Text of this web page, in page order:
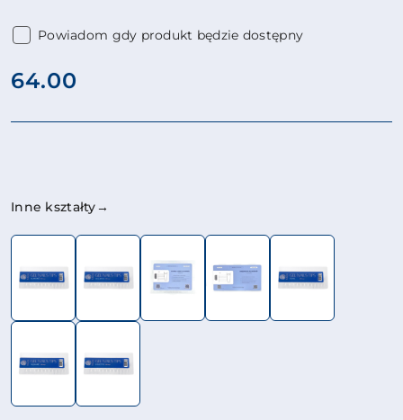
Powiadom gdy produkt będzie dostępny
cena:
64.00
Wariant
Inne kształty→